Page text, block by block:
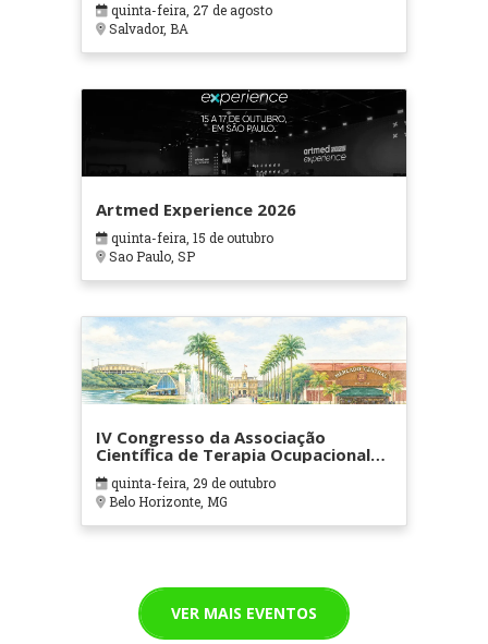
quinta-feira, 27 de agosto
Salvador, BA
Artmed Experience 2026
quinta-feira, 15 de outubro
Sao Paulo, SP
IV Congresso da Associação
Científica de Terapia Ocupacional
em Contextos Hospitalares e
Cuidados Paliativos - ATOHOSP
quinta-feira, 29 de outubro
Belo Horizonte, MG
VER MAIS EVENTOS